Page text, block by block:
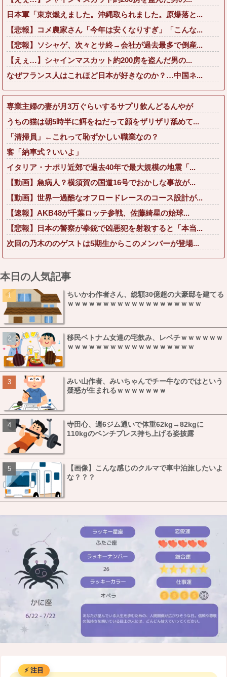
日本軍「東京燃えました。沖縄取られました。原爆落と...
【悲報】コメ農家さん「今年は安くなりすぎ」「こんな...
【悲報】ソシャゲ、次々とサ終→会社が過去最多で倒産...
【えぇ…】シャインマスカット約200房を盗んだ男の...
なぜフランス人はこれほど日本が好きなのか？…中国ネ...
専業主婦の妻が月3万ぐらいするサプリ飲んどるんやが
うちの猫は朝5時半に餌をねだって顔をザリザリ舐めて...
「清掃員」←これって恥ずかしい職業なの？
客「納車式？いいよ」
イタリア・ナポリ近郊で過去40年で最大規模の地震「...
【動画】急病人？横須賀の国道16号でおかしな事故が...
【動画】世界一過酷なオフロードレースのコース設計が...
【速報】AKB48が千葉ロッテ参戦、佐藤綺星の始球...
【悲報】日本の警察が拳銃で凶悪犯を射殺すると「本当...
次回の乃木ののゲストは5期生からこのメンバーが登場...
本日の人気記事
ちいかわ作者さん、総額30億超の大豪邸を建てる
ｗｗｗｗｗｗｗｗｗｗｗｗｗｗｗｗｗｗｗ
移民ベトナム女達の宅飲み、レベチｗｗｗｗｗｗ
ｗｗｗｗｗｗｗｗｗｗｗｗｗｗｗｗｗｗ
みい山作者、みいちゃんでチー牛なのではという
疑惑が生まれるｗｗｗｗｗｗｗ
寺田心、週6ジム通いで体重62kg→82kgに
110kgのベンチプレス持ち上げる姿披露
【画像】こんな感じのクルマで車中泊旅したいよ
な？？？
M